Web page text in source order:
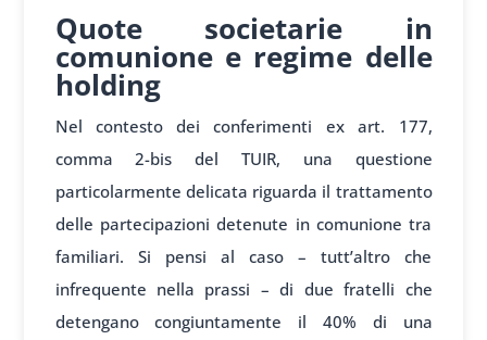
Quote societarie in
comunione e regime delle
holding
Nel contesto dei conferimenti ex art. 177,
comma 2-bis del TUIR, una questione
particolarmente delicata riguarda il trattamento
delle partecipazioni detenute in comunione tra
familiari. Si pensi al caso – tutt’altro che
infrequente nella prassi – di due fratelli che
detengano congiuntamente il 40% di una